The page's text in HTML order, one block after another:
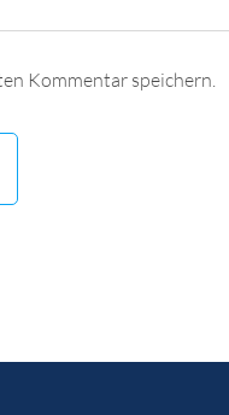
Kommentar speichern.